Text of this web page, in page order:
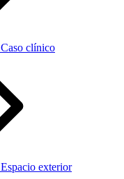
Caso clínico
Espacio exterior